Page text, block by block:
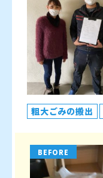
粗大ごみの搬出
BEFORE